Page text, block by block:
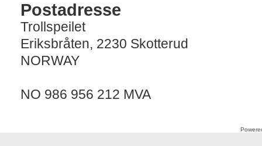
Postadresse
Trollspeilet
Eriksbråten, 2230 Skotterud
NORWAY
NO 986 956 212 MVA